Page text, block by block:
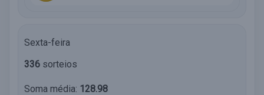
Sexta-feira
336 sorteios
Soma média: 128.98